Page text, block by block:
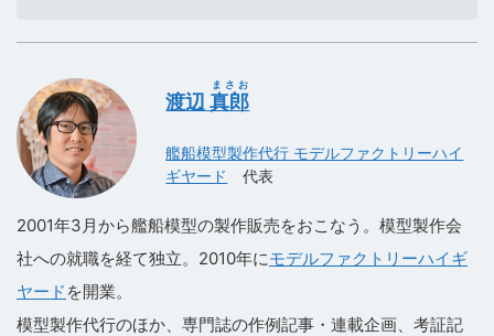
渡辺真郎
まさお
艦船模型製作代行 モデルファクトリーハイ
ギヤード
代表
2001年3月から艦船模型の製作販売をおこなう。模型製作会
社への就職を経て独立。2010年にモデルファクトリーハイギ
ヤード を開業。
模型製作代行のほか、専門誌の作例記事・連載企画、考証記